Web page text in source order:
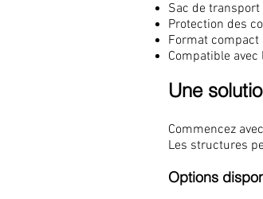
Sac de
Protection des
Format
Compatible
Une
Commencez
Les structures
Options